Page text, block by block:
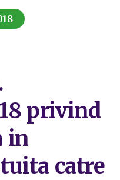
privind
in
catre